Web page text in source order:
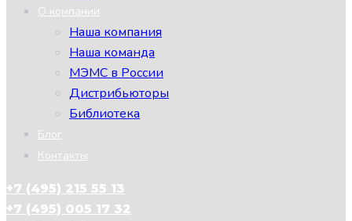
О компании
Наша компания
Наша команда
МЭМС в России
Дистрибьюторы
Библиотека
Блог
Контакты
+7 (495) 215 55 13
+7 (495) 005 17 32